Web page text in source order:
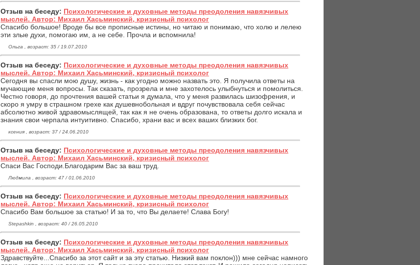
Отзыв на беседу: Психологические и духовные методы преодоления навязчивых
мыслей. Автор: Михаил Хасьминский, кризисный психолог
Cпасибо большое! Вроде бы все прописные истины, но читаю и понимаю, что холю и лелею
эти злые духи, помогаю им, а не себе. Прочла и вспомнила!
Ольга , возраст: 35 / 19.07.2010
Отзыв на беседу: Психологические и духовные методы преодоления навязчивых
мыслей. Автор: Михаил Хасьминский, кризисный психолог
Сегодня вы спасли мою душу, жизнь - как угодно можно назвать это. Я получила ответы на
мучающие меня вопросы. Так сказать, прозрела и мне захотелось улыбнуться и помолиться.
Честно говоря, до прочтения вашей статьи я думала, что у меня развилась шизофрения, и
скоро я умру в страшном грехе как душевнобольная и вдруг почувствовала себя сейчас
абсолютно живой здравомыслящей, так как я не очень образована, то ответы долго искала и
знания свои черпала интуитивно. Спасибо, храни вас и всех ваших близких бог.
ксения , возраст: 37 / 24.06.2010
Отзыв на беседу: Психологические и духовные методы преодоления навязчивых
мыслей. Автор: Михаил Хасьминский, кризисный психолог
Спаси Вас Господи.Благодарим Вас за ваш труд.
Людмила , возраст: 47 / 01.06.2010
Отзыв на беседу: Психологические и духовные методы преодоления навязчивых
мыслей. Автор: Михаил Хасьминский, кризисный психолог
Спасибо Вам большое за статью! И за то, что Вы делаете! Слава Богу!
Stepashkin , возраст: 40 / 26.05.2010
Отзыв на беседу: Психологические и духовные методы преодоления навязчивых
мыслей. Автор: Михаил Хасьминский, кризисный психолог
Здравствуйте...Спасибо за этот сайт и за эту статью. Низкий вам поклон))) мне сейчас намного